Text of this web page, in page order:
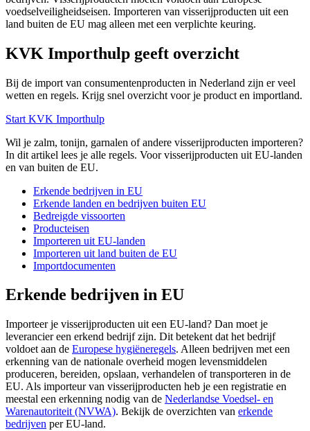
voedselveiligheidseisen. Importeren van visserijproducten uit een
land buiten de EU mag alleen met een verplichte keuring.
KVK Importhulp geeft overzicht
Bij de import van consumentenproducten in Nederland zijn er veel
wetten en regels. Krijg snel overzicht voor je product en importland.
Start KVK Importhulp
Wil je zalm, tonijn, garnalen of andere visserijproducten importeren?
In dit artikel lees je alle regels. Voor visserijproducten uit EU-landen
en van buiten de EU.
Erkende bedrijven in EU
Erkende landen en bedrijven buiten EU
Bedreigde vissoorten
Producteisen
Importeren uit EU-landen
Importeren uit land buiten de EU
Importdocumenten
Erkende bedrijven in EU
Importeer je visserijproducten uit een EU-land? Dan moet je
leverancier een erkend bedrijf zijn. Dit betekent dat het bedrijf
voldoet aan de Europese hygiëneregels. Alleen bedrijven met een
erkenning van de nationale overheid mogen levensmiddelen
produceren, bereiden, opslaan, verhandelen of transporteren in de
EU. Als importeur van visserijproducten heb je een registratie en
meestal een erkenning nodig van de Nederlandse Voedsel- en
Warenautoriteit (NVWA). Bekijk de overzichten van erkende
bedrijven per EU-land.